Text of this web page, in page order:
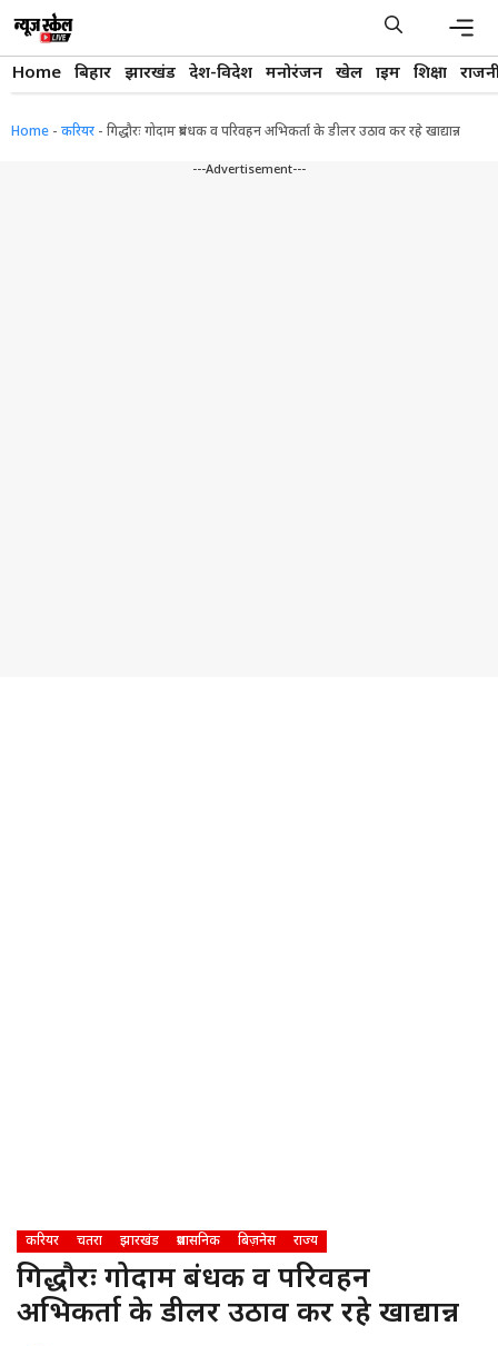
content
Home बिहार झारखंड देश-विदेश मनोरंजन खेल क्राइम शिक्षा
Home - करियर - गिद्धौरः गोदाम प्रबंधक व परिवहन अभिकर्ता के डीलर उठाव कर रहे खाद्यान्न
---Advertisement---
करियर चतरा झारखंड प्रशासनिक बिज़नेस राज्य
गिद्धौरः गोदाम प्रबंधक व परिवहन
अभिकर्ता के डीलर उठाव कर रहे खाद्यान्न